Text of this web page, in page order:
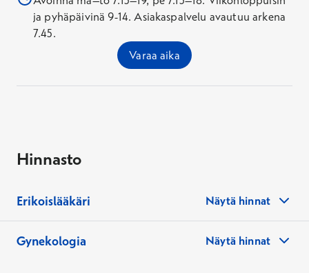
ja pyhäpäivinä 9-14. Asiakaspalvelu avautuu arkena
7.45.
Varaa aika
Hinnasto
Erikoislääkäri Näytä hinnat
Gynekologia Näytä hinnat